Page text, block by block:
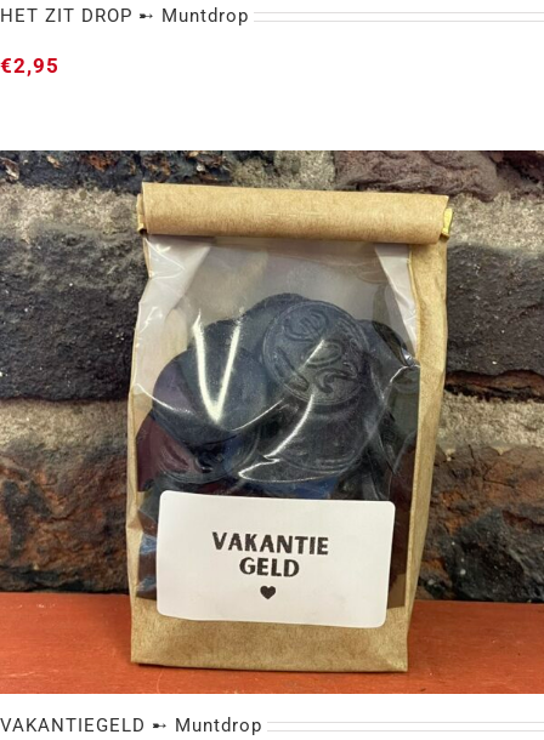
HET ZIT DROP ➸ Muntdrop
HET ZIT DROP ➸ Muntdrop
€2,95
VAKANTIEGELD ➸ Muntdrop